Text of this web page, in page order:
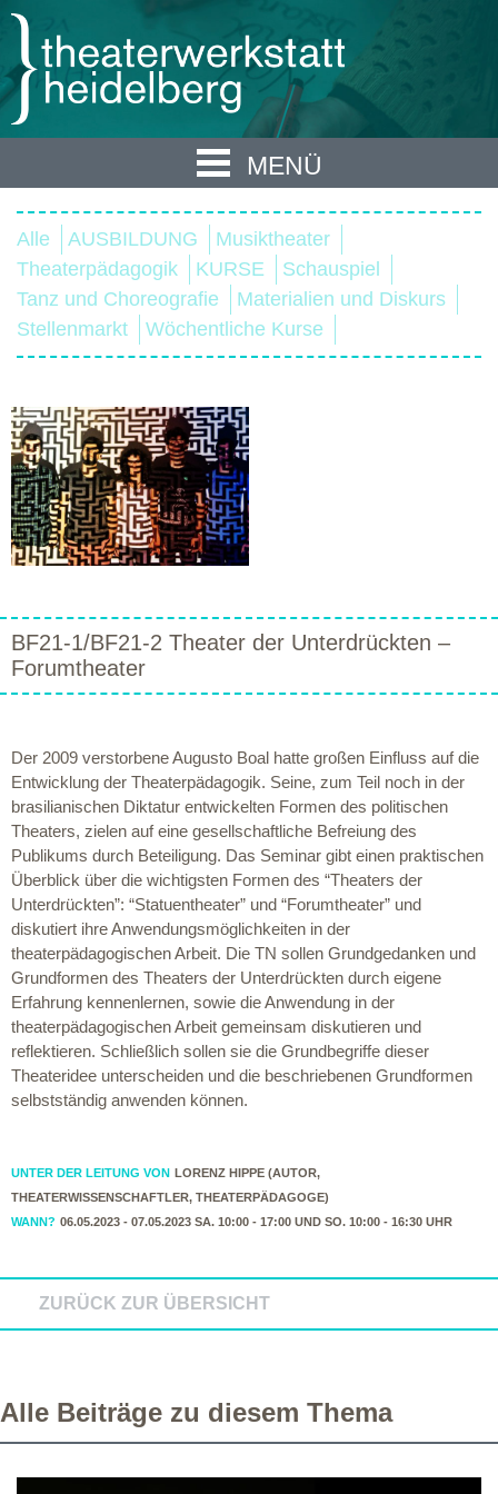
MENÜ
Alle AUSBILDUNG
Musiktheater
Theaterpädagogik
KURSE
Schauspiel
Tanz und Choreografie
Materialien und Diskurs
Stellenmarkt
Wöchentliche Kurse
BF21-1/BF21-2 Theater der Unterdrückten –
Forumtheater
Der 2009 verstorbene Augusto Boal hatte großen Einfluss auf die
Entwicklung der Theaterpädagogik. Seine, zum Teil noch in der
brasilianischen Diktatur entwickelten Formen des politischen
Theaters, zielen auf eine gesellschaftliche Befreiung des
Publikums durch Beteiligung. Das Seminar gibt einen praktischen
Überblick über die wichtigsten Formen des “Theaters der
Unterdrückten”: “Statuentheater” und “Forumtheater” und
diskutiert ihre Anwendungsmöglichkeiten in der
theaterpädagogischen Arbeit. Die TN sollen Grundgedanken und
Grundformen des Theaters der Unterdrückten durch eigene
Erfahrung kennenlernen, sowie die Anwendung in der
theaterpädagogischen Arbeit gemeinsam diskutieren und
reflektieren. Schließlich sollen sie die Grundbegriffe dieser
Theateridee unterscheiden und die beschriebenen Grundformen
selbstständig anwenden können.
UNTER DER LEITUNG VON LORENZ HIPPE (AUTOR,
THEATERWISSENSCHAFTLER, THEATERPÄDAGOGE)
WANN? 06.05.2023 - 07.05.2023 SA. 10:00 - 17:00 UND SO. 10:00 - 16:30 UHR
ZURÜCK ZUR ÜBERSICHT
Alle Beiträge zu diesem Thema